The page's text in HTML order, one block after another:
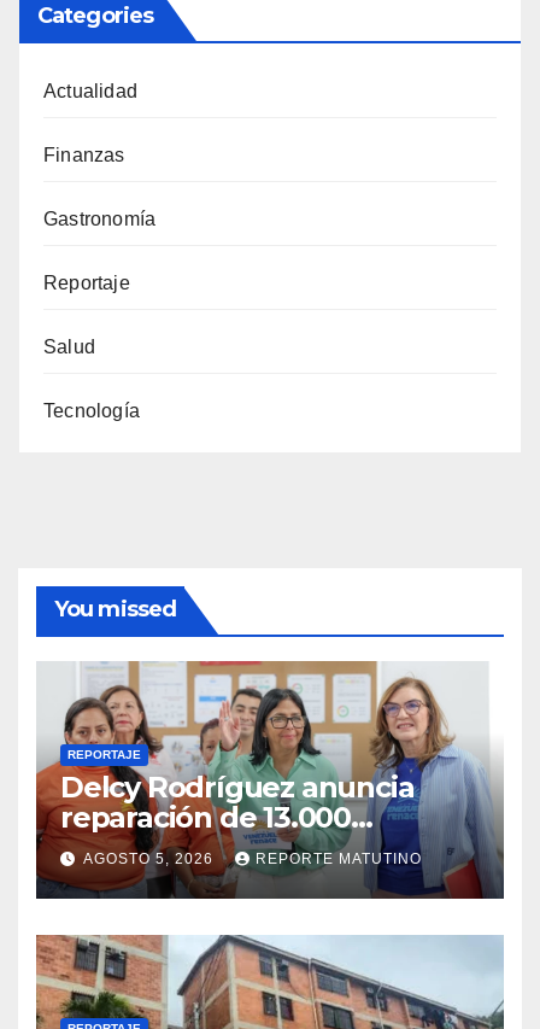
Categories
Actualidad
Finanzas
Gastronomía
Reportaje
Salud
Tecnología
You missed
REPORTAJE
Delcy Rodríguez anuncia
reparación de 13.000
viviendas afectadas por los
terremotos
AGOSTO 5, 2026 REPORTE MATUTINO